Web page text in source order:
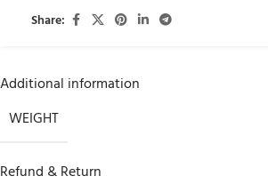
Share:
Additional information
WEIGHT
Refund & Return